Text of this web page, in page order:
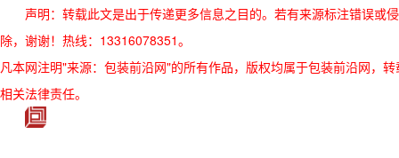
声明：转载此文是出于传递更多信息之目的。若有来源标注错误或
除，谢谢！热线：13316078351。
凡本网注明"来源：包装前沿网"的所有作品，版权均属于包装前沿网，
相关法律责任。